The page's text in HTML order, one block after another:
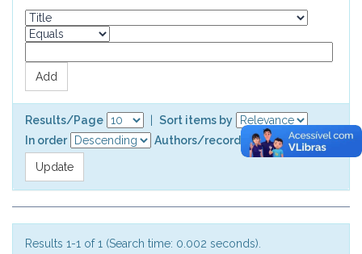
Results/Page
Sort items by
In order
Authors/record
Results 1-1 of 1 (Search time: 0.002 seconds).